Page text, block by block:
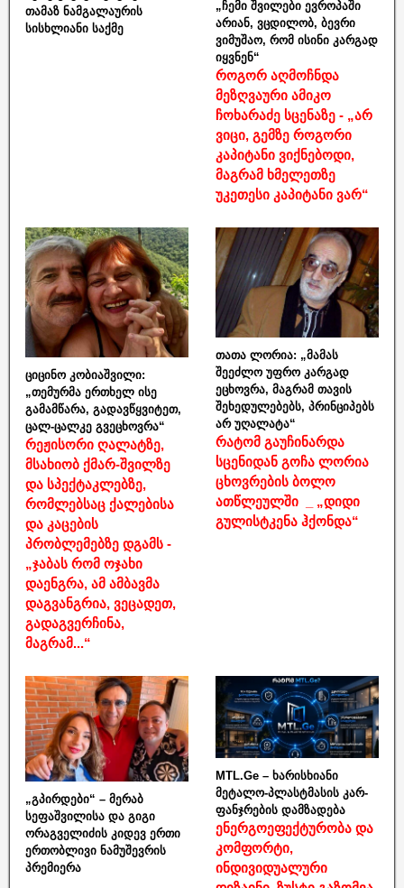
თამაზ ნამგალაურის
სისხლიანი საქმე
„ჩემი შვილები ევროპაში
არიან, ვცდილობ, ბევრი
ვიმუშაო, რომ ისინი კარგად
იყვნენ“
როგორ აღმოჩნდა
მეზღვაური ამიკო
ჩოხარაძე სცენაზე - „არ
ვიცი, გემზე როგორი
კაპიტანი ვიქნებოდი,
მაგრამ ხმელეთზე
უკეთესი კაპიტანი ვარ“
ციცინო კობიაშვილი:
„თემურმა ერთხელ ისე
გამამწარა, გადავწყვიტეთ,
ცალ-ცალკე გვეცხოვრა“
რეჟისორი ღალატზე,
მსახიობ ქმარ-შვილზე
და სპექტაკლებზე,
რომლებსაც ქალებისა
და კაცების
პრობლემებზე დგამს -
„ჯაბას რომ ოჯახი
დაენგრა, ამ ამბავმა
დაგვანგრია, ვეცადეთ,
გადაგვერჩინა,
მაგრამ...“
თათა ლორია: „მამას
შეეძლო უფრო კარგად
ეცხოვრა, მაგრამ თავის
შეხედულებებს, პრინციპებს
არ უღალატა“
რატომ გაუჩინარდა
სცენიდან გოჩა ლორია
ცხოვრების ბოლო
ათწლეულში _ „დიდი
გულისტკენა ჰქონდა“
„გპირდები“ – მერაბ
სეფაშვილისა და გიგი
ორაგველიძის კიდევ ერთი
ერთობლივი ნამუშევრის
პრემიერა
MTL.Ge – ხარისხიანი
მეტალო-პლასტმასის კარ-
ფანჯრების დამზადება
ენერგოეფექტურობა და
კომფორტი,
ინდივიდუალური